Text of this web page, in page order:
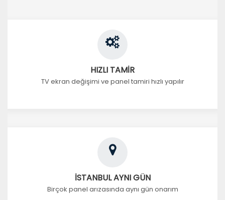
HIZLI TAMİR
TV ekran değişimi ve panel tamiri hızlı yapılır
İSTANBUL AYNI GÜN
Birçok panel arızasında aynı gün onarım